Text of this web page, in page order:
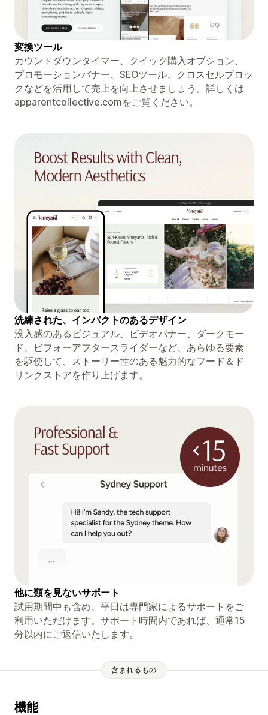
変換ツール
カウントダウンタイマー、クイック購入オプション、
プロモーションバナー、SEOツール、クロスセルブロッ
クなどを活用して売上を向上させましょう。詳しくは
apparentcollective.comをご覧ください。
洗練された、インパクトのあるデザイン
没入感のあるビジュアル、ビデオバナー、ダークモー
ド、ビフォーアフタースライダーなど、あらゆる要素
を駆使して、ストーリー性のある魅力的なフード＆ド
リンクストアを作り上げます。
他に類を見ないサポート
試用期間中も含め、平日は専門家によるサポートをご
利用いただけます。サポート時間内であれば、通常15
分以内にご返信いたします。
含まれるもの
機能